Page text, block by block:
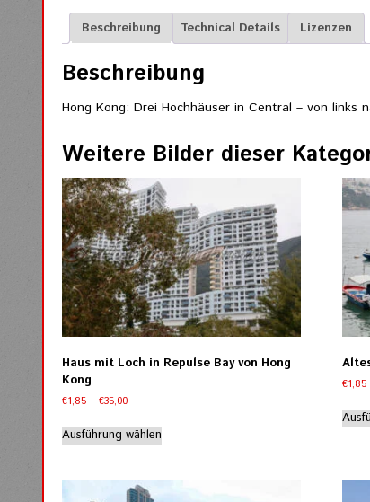
Beschreibung Technical Details Lizenzen
Beschreibung
Hong Kong: Drei Hochhäuser in Central – von links
Weitere Bilder dieser
Haus mit Loch in Repulse Bay von Hong
Kong
€1,85 – €35,00Preisspanne:
bis
€35,00
Ausführung wählen
mehrere
€1,85